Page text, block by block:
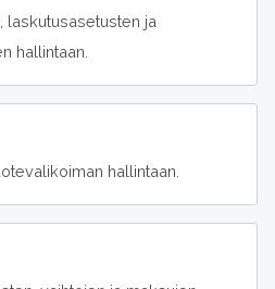
laskutusasetusten ja
hallintaan.
hallintaan.